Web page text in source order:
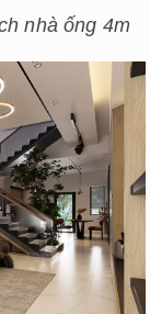
nhà ống 4m